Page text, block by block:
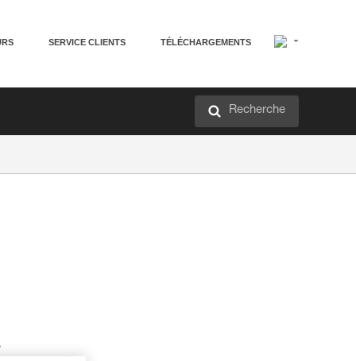
SERVICE CLIENTS TÉLÉCHARGEMENTS
Recherche